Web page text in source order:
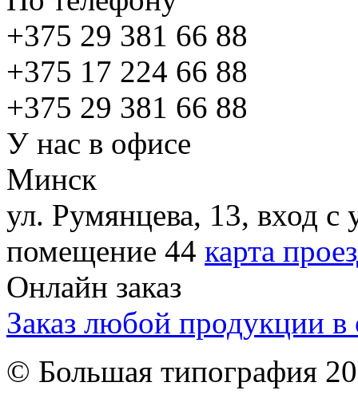
+375 29 381 66 88
+375 17 224 66 88
+375 29 381 66 88
У нас в офисе
Минск
ул. Румянцева, 13, вход
помещение 44 карта
Онлайн заказ
Заказ любой продукции
© Большая типография